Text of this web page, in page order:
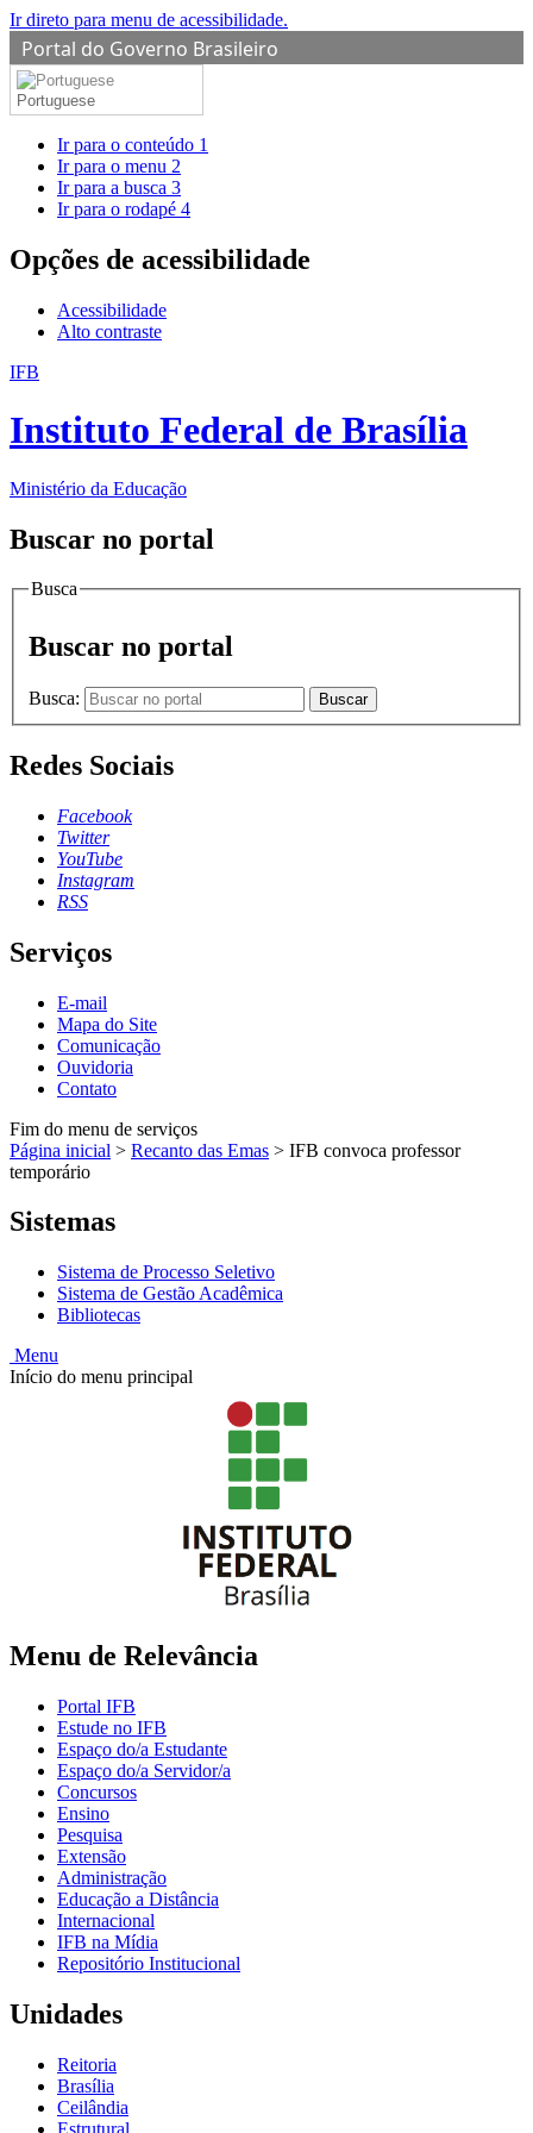
Ir direto para menu de acessibilidade.
Portal do Governo Brasileiro
Portuguese
Ir para o conteúdo 1
Ir para o menu 2
Ir para a busca 3
Ir para o rodapé 4
Opções de acessibilidade
Acessibilidade
Alto contraste
IFB
Instituto Federal de Brasília
Ministério da Educação
Buscar no portal
Busca
Buscar no portal
Busca: Buscar
Redes Sociais
Facebook
Twitter
YouTube
Instagram
RSS
Serviços
E-mail
Mapa do Site
Comunicação
Ouvidoria
Contato
Fim do menu de serviços
Página inicial > Recanto das Emas > IFB convoca professor
temporário
Sistemas
Sistema de Processo Seletivo
Sistema de Gestão Acadêmica
Bibliotecas
Menu
Início do menu principal
Menu de Relevância
Portal IFB
Estude no IFB
Espaço do/a Estudante
Espaço do/a Servidor/a
Concursos
Ensino
Pesquisa
Extensão
Administração
Educação a Distância
Internacional
IFB na Mídia
Repositório Institucional
Unidades
Reitoria
Brasília
Ceilândia
Estrutural